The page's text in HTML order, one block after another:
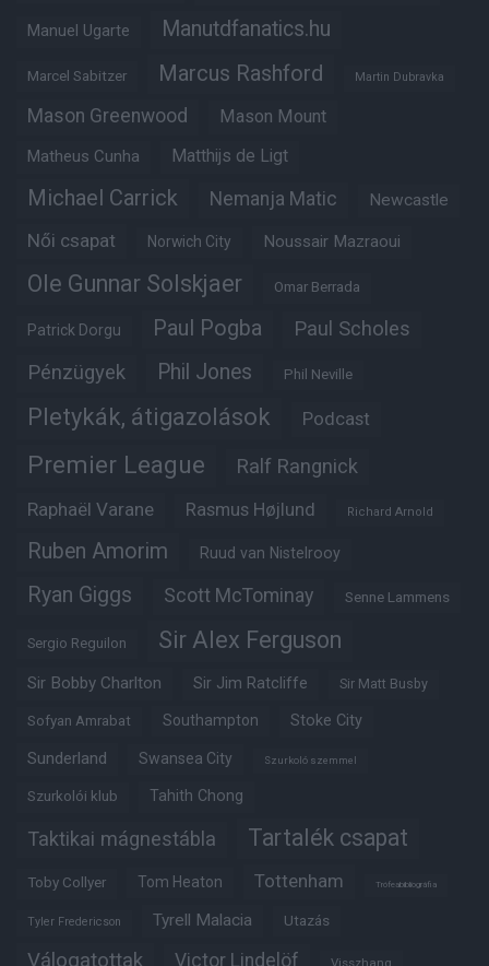
Manuel Ugarte Manutdfanatics.hu
Marcel Sabitzer Marcus Rashford Martin Dubravka
Mason Greenwood Mason Mount
Matheus Cunha Matthijs de Ligt
Michael Carrick Nemanja Matic Newcastle
Női csapat Norwich City Noussair Mazraoui
Ole Gunnar Solskjaer Omar Berrada
Patrick Dorgu Paul Pogba Paul Scholes
Pénzügyek Phil Jones Phil Neville
Pletykák, átigazolások Podcast
Premier League Ralf Rangnick
Raphaël Varane Rasmus Højlund Richard Arnold
Ruben Amorim Ruud van Nistelrooy
Ryan Giggs Scott McTominay Senne Lammens
Sergio Reguilon Sir Alex Ferguson
Sir Bobby Charlton Sir Jim Ratcliffe Sir Matt Busby
Sofyan Amrabat Southampton Stoke City
Sunderland Swansea City Szurkoló szemmel
Szurkolói klub Tahith Chong
Taktikai mágnestábla Tartalék csapat
Toby Collyer Tom Heaton Tottenham Trófeabibliográfia
Tyler Fredericson Tyrell Malacia Utazás
Válogatottak Victor Lindelöf Visszhang